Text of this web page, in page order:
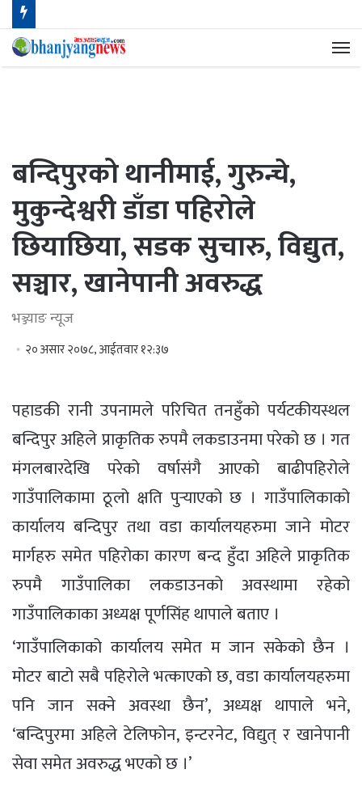
बन्दिपुरको थानीमाई, गुरुन्चे,
मुकुन्देश्वरी डाँडा पहिरोले
छियाछिया, सडक सुचारु, विद्युत,
सञ्चार, खानेपानी अवरुद्ध
भञ्ज्याङ न्यूज
२० असार २०७८, आईतवार १२:३७
पहाडकी रानी उपनामले परिचित तनहुँको पर्यटकीयस्थल
बन्दिपुर अहिले प्राकृतिक रुपमै लकडाउनमा परेको छ । गत
मंगलबारदेखि परेको वर्षासंगै आएको बाढीपहिरोले
गाउँपालिकामा ठूलो क्षति पुर्‍याएको छ । गाउँपालिकाको
कार्यालय बन्दिपुर तथा वडा कार्यालयहरुमा जाने मोटर
मार्गहरु समेत पहिरोका कारण बन्द हुँदा अहिले प्राकृतिक
रुपमै गाउँपालिका लकडाउनको अवस्थामा रहेको
गाउँपालिकाका अध्यक्ष पूर्णसिंह थापाले बताए ।
‘गाउँपालिकाको कार्यालय समेत म जान सकेको छैन ।
मोटर बाटो सबै पहिरोले भत्काएको छ, वडा कार्यालयहरुमा
पनि जान सक्ने अवस्था छैन’, अध्यक्ष थापाले भने,
‘बन्दिपुरमा अहिले टेलिफोन, इन्टरनेट, विद्युत् र खानेपानी
सेवा समेत अवरुद्ध भएको छ ।’